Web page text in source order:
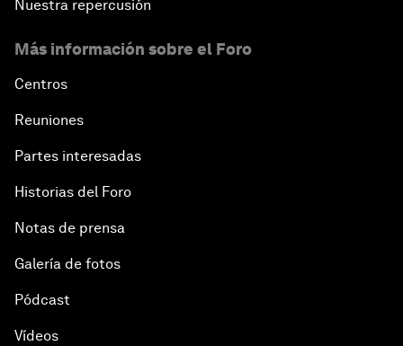
Nuestra repercusión
Más información sobre el Foro
Centros
Reuniones
Partes interesadas
Historias del Foro
Notas de prensa
Galería de fotos
Pódcast
Vídeos